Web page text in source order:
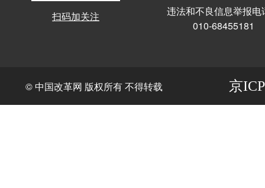
扫码加关注
违法和不良信息举报电
010-68455181
© 中国改革网 版权所有 不得转载 京